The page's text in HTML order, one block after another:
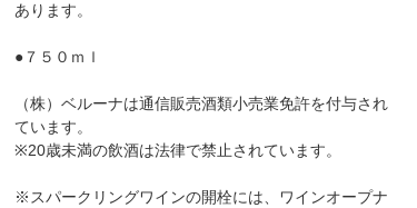
あります。
●７５０ｍｌ
（株）ベルーナは通信販売酒類小売業免許を付与され
ています。
※20歳未満の飲酒は法律で禁止されています。
※スパークリングワインの開栓には、ワインオープナ